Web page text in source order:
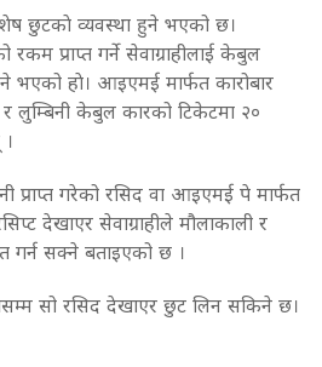
छुटकाे व्यवस्था हुने भएको छ।
प्राप्त गर्ने सेवाग्राहीलाई केबुल
भएको हाे। आइएमई मार्फत कारोबार
र लुम्बिनी केबुल कारको टिकेटमा २०
प्राप्त गरेको रसिद वा आइएमई पे मार्फत
देखाएर सेवाग्राहीले मौलाकाली र
गर्न सक्ने बताइएको छ ।
सो रसिद देखाएर छुट लिन सकिने छ।